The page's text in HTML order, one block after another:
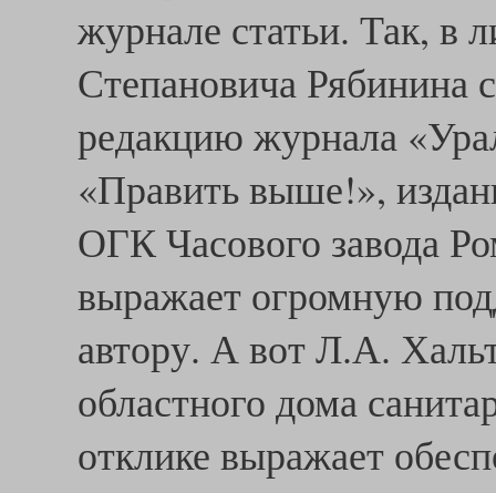
журнале статьи. Так, в
Степановича Рябинина
редакцию журнала
«Править выше!»,
ОГК Часового завода
выражает огромную
автору. А вот Л.А.
областного дома
отклике выражает